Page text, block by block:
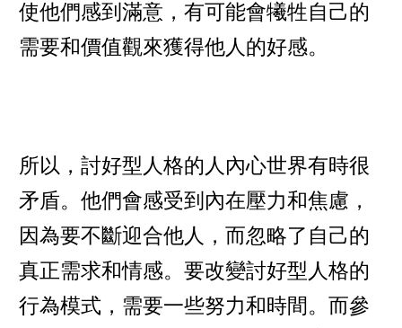
使他們感到滿意，有可能會犧牲自己的
需要和價值觀來獲得他人的好感。
所以，討好型人格的人內心世界有時很
矛盾。他們會感受到內在壓力和焦慮，
因為要不斷迎合他人，而忽略了自己的
真正需求和情感。要改變討好型人格的
行為模式，需要一些努力和時間。而參